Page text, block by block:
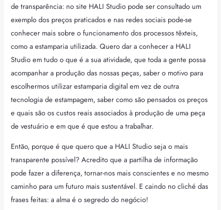
de transparência: no site HALI Studio pode ser consultado um
exemplo dos preços praticados e nas redes sociais pode-se
conhecer mais sobre o funcionamento dos processos têxteis,
como a estamparia utilizada. Quero dar a conhecer a HALI
Studio em tudo o que é a sua atividade, que toda a gente possa
acompanhar a produção das nossas peças, saber o motivo para
escolhermos utilizar estamparia digital em vez de outra
tecnologia de estampagem, saber como são pensados os preços
e quais são os custos reais associados à produção de uma peça
de vestuário e em que é que estou a trabalhar.
Então, porque é que quero que a HALI Studio seja o mais
transparente possível? Acredito que a partilha de informação
pode fazer a diferença, tornar-nos mais conscientes e no mesmo
caminho para um futuro mais sustentável. E caindo no cliché das
frases feitas: a alma é o segredo do negócio!